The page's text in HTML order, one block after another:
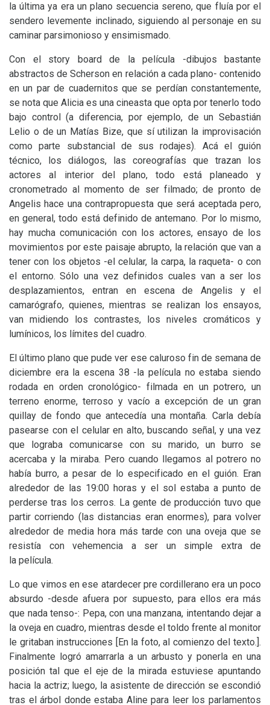
la última ya era un plano secuencia sereno, que fluía por el
sendero levemente inclinado, siguiendo al personaje en su
caminar parsimonioso y ensimismado.
Con el story board de la película -dibujos bastante
abstractos de Scherson en relación a cada plano- contenido
en un par de cuadernitos que se perdían constantemente,
se nota que Alicia es una cineasta que opta por tenerlo todo
bajo control (a diferencia, por ejemplo, de un Sebastián
Lelio o de un Matías Bize, que sí utilizan la improvisación
como parte substancial de sus rodajes). Acá el guión
técnico, los diálogos, las coreografías que trazan los
actores al interior del plano, todo está planeado y
cronometrado al momento de ser filmado; de pronto de
Angelis hace una contrapropuesta que será aceptada pero,
en general, todo está definido de antemano. Por lo mismo,
hay mucha comunicación con los actores, ensayo de los
movimientos por este paisaje abrupto, la relación que van a
tener con los objetos -el celular, la carpa, la raqueta- o con
el entorno. Sólo una vez definidos cuales van a ser los
desplazamientos, entran en escena de Angelis y el
camarógrafo, quienes, mientras se realizan los ensayos,
van midiendo los contrastes, los niveles cromáticos y
lumínicos, los límites del cuadro.
El último plano que pude ver ese caluroso fin de semana de
diciembre era la escena 38 -la película no estaba siendo
rodada en orden cronológico- filmada en un potrero, un
terreno enorme, terroso y vacío a excepción de un gran
quillay de fondo que antecedía una montaña. Carla debía
pasearse con el celular en alto, buscando señal, y una vez
que lograba comunicarse con su marido, un burro se
acercaba y la miraba. Pero cuando llegamos al potrero no
había burro, a pesar de lo especificado en el guión. Eran
alrededor de las 19:00 horas y el sol estaba a punto de
perderse tras los cerros. La gente de producción tuvo que
partir corriendo (las distancias eran enormes), para volver
alrededor de media hora más tarde con una oveja que se
resistía con vehemencia a ser un simple extra de
la película.
Lo que vimos en ese atardecer pre cordillerano era un poco
absurdo -desde afuera por supuesto, para ellos era más
que nada tenso-: Pepa, con una manzana, intentando dejar a
la oveja en cuadro, mientras desde el toldo frente al monitor
le gritaban instrucciones [En la foto, al comienzo del texto.].
Finalmente logró amarrarla a un arbusto y ponerla en una
posición tal que el eje de la mirada estuviese apuntando
hacia la actriz; luego, la asistente de dirección se escondió
tras el árbol donde estaba Aline para leer los parlamentos